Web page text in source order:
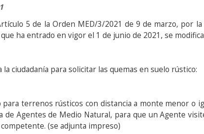
5 de la Orden MED/3/2021 de 9 de marzo, por
ha entrado en vigor el 1 de junio de 2021, se
la ciudadanía para solicitar las quemas en suelo rústico:
para terrenos rústicos con distancia a monte menor o
de Agentes de Medio Natural, para que un Agente
(se adjunta impreso)